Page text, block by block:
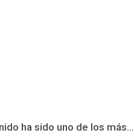
ha sido uno de los más...